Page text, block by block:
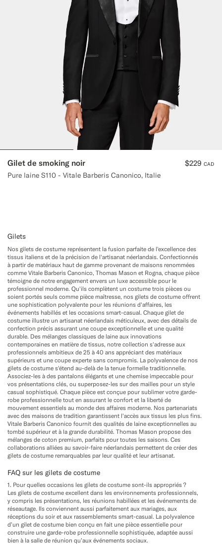
Gilet de smoking noir
Pure laine S110 - Vitale Barberis Canonico, Italie
$229 CAD
Gilets
Nos gilets de costume représentent la fusion parfaite de l'excellence des
tissus italiens et de la précision de l'artisanat néerlandais. Confectionnés
à partir de matériaux haut de gamme provenant de maisons renommées
comme Vitale Barberis Canonico, Thomas Mason et Rogna, chaque pièce
témoigne de notre engagement envers un luxe accessible pour le
professionnel moderne. Qu'ils complètent un costume trois pièces ou
soient portés seuls comme pièce maîtresse, nos gilets de costume offrent
une sophistication polyvalente pour les réunions d'affaires, les
événements habillés et les occasions smart-casual. Chaque gilet de
costume illustre un artisanat néerlandais méticuleux, avec des détails de
confection précis assurant une coupe exceptionnelle et une qualité
durable. Des mélanges classiques de laine aux innovations
contemporaines en matière de tissus, notre collection s'adresse aux
professionnels ambitieux de 25 à 40 ans appréciant des matériaux
supérieurs et une coupe experte sans compromis. La polyvalence de nos
gilets de costume s'étend au-delà de la tenue formelle traditionnelle.
Associez-les à des pantalons élégants et une chemise impeccable pour
vos présentations clés, ou superposez-les sur des mailles pour un style
casual sophistiqué. Chaque pièce est conçue pour sublimer votre garde-
robe professionnelle tout en assurant le confort et la liberté de
mouvement essentiels au monde des affaires moderne. Nos partenariats
avec des maisons de tradition garantissent l'accès aux tissus les plus fins.
Vitale Barberis Canonico fournit des qualités de laine exceptionnelles au
tombé supérieur et à la grande durabilité. Thomas Mason propose des
mélanges de coton premium, parfaits pour toutes les saisons. Ces
collaborations alliées au savoir-faire néerlandais permettent de créer des
gilets de costume remarquables par leur qualité et leur artisanat.
FAQ sur les gilets de costume
1. Pour quelles occasions les gilets de costume sont-ils appropriés ?
Les gilets de costume excellent dans les environnements professionnels,
y compris les présentations, les réunions habillées et les événements de
réseautage. Ils conviennent aussi parfaitement aux mariages, aux
réceptions du soir et aux rassemblements smart-casual. La polyvalence
d’un gilet de costume bien conçu en fait une pièce essentielle pour
construire une garde-robe professionnelle sophistiquée, adaptée aussi
bien à la salle de réunion qu’aux événements sociaux.